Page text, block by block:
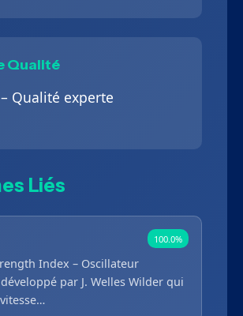
Qualité
Qualité experte
Liés
100.0%
Index – Oscillateur
par J. Welles Wilder qui